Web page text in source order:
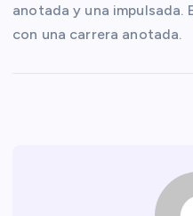
anotada y una impulsada.
con una carrera anotada.